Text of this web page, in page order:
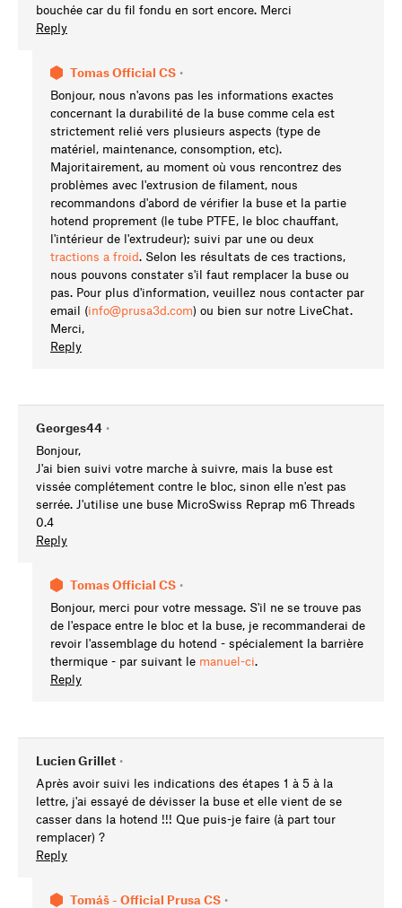
bouchée car du fil fondu en sort encore. Merci
Reply
Tomas Official CS •
Bonjour, nous n'avons pas les informations exactes
concernant la durabilité de la buse comme cela est
strictement relié vers plusieurs aspects (type de
matériel, maintenance, consomption, etc).
Majoritairement, au moment où vous rencontrez des
problèmes avec l'extrusion de filament, nous
recommandons d'abord de vérifier la buse et la partie
hotend proprement (le tube PTFE, le bloc chauffant,
l'intérieur de l'extrudeur); suivi par une ou deux
tractions a froid. Selon les résultats de ces tractions,
nous pouvons constater s'il faut remplacer la buse ou
pas. Pour plus d'information, veuillez nous contacter par
email (info@prusa3d.com) ou bien sur notre LiveChat.
Merci,
Reply
Georges44 •
Bonjour,
J'ai bien suivi votre marche à suivre, mais la buse est
vissée complétement contre le bloc, sinon elle n'est pas
serrée. J'utilise une buse MicroSwiss Reprap m6 Threads
0.4
Reply
Tomas Official CS •
Bonjour, merci pour votre message. S'il ne se trouve pas
de l'espace entre le bloc et la buse, je recommanderai de
revoir l'assemblage du hotend - spécialement la barrière
thermique - par suivant le manuel-ci.
Reply
Lucien Grillet •
Après avoir suivi les indications des étapes 1 à 5 à la
lettre, j'ai essayé de dévisser la buse et elle vient de se
casser dans la hotend !!! Que puis-je faire (à part tour
remplacer) ?
Reply
Tomáš - Official Prusa CS •